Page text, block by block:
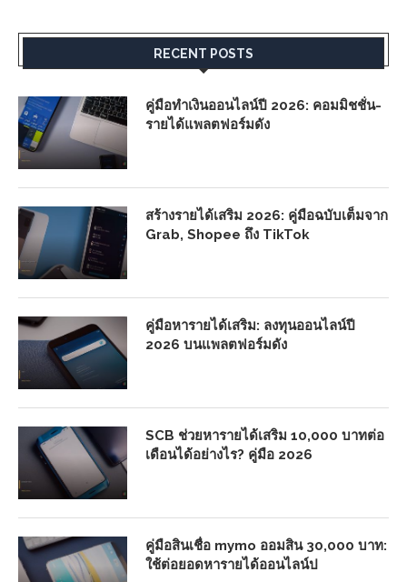
RECENT POSTS
คู่มือทำเงินออนไลน์ปี 2026: คอมมิชชั่น-
รายได้แพลตฟอร์มดัง
สร้างรายได้เสริม 2026: คู่มือฉบับเต็มจาก
Grab, Shopee ถึง TikTok
คู่มือหารายได้เสริม: ลงทุนออนไลน์ปี
2026 บนแพลตฟอร์มดัง
SCB ช่วยหารายได้เสริม 10,000 บาทต่อ
เดือนได้อย่างไร? คู่มือ 2026
คู่มือสินเชื่อ mymo ออมสิน 30,000 บาท:
ใช้ต่อยอดหารายได้ออนไลน์ป